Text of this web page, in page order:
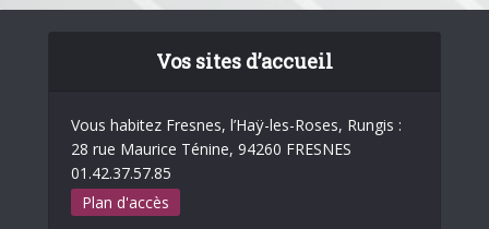
Vos sites d’accueil
Vous habitez Fresnes, l’Haÿ-les-Roses, Rungis :
28 rue Maurice Ténine, 94260 FRESNES
01.42.37.57.85
Plan d'accès